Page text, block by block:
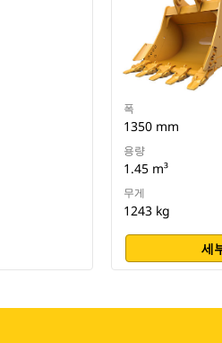
폭
1350 mm
용량
1.45 m³
무게
1243 kg
세